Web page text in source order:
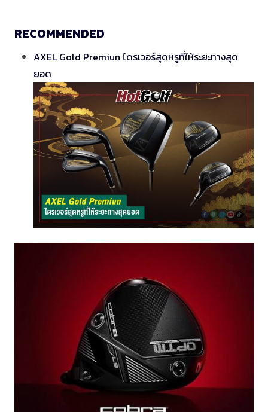
RECOMMENDED
AXEL Gold Premiun ไดรเวอร์สุดหรูที่ให้ระยะทางสุด
ยอด